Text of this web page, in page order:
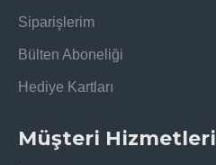
Siparişlerim
Bülten Aboneliği
Hediye Kartları
Müşteri Hizmetleri